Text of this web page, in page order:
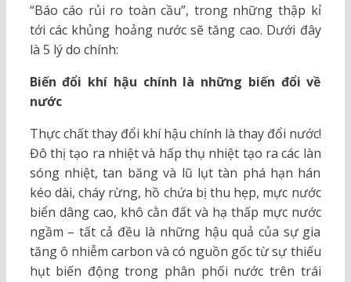
“Báo cáo rủi ro toàn cầu”, trong những thập kỉ
tới các khủng hoảng nước sẽ tăng cao. Dưới đây
là 5 lý do chính:
Biến đổi khí hậu chính là những biến đổi về
nước
Thực chất thay đổi khí hậu chính là thay đổi nước!
Đô thị tạo ra nhiệt và hấp thụ nhiệt tạo ra các làn
sóng nhiệt, tan băng và lũ lụt tàn phá hạn hán
kéo dài, cháy rừng, hồ chứa bị thu hẹp, mực nước
biển dâng cao, khô cằn đất và hạ thấp mực nước
ngầm – tất cả đều là những hậu quả của sự gia
tăng ô nhiễm carbon và có nguồn gốc từ sự thiếu
hụt biến động trong phân phối nước trên trái